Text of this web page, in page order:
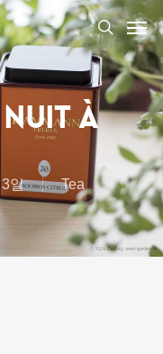
À
일 Tea